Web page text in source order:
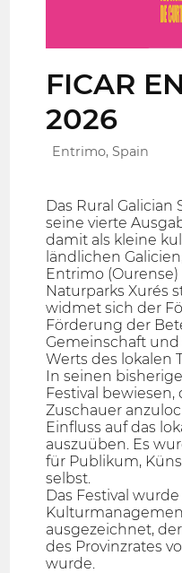
FICAR
2026
Entrimo, Spain
Das Rural Galician
seine vierte
damit als kleine
ländlichen
Entrimo
Naturparks Xurés
widmet sich der
Förderung der
Gemeinschaft
Werts des lokalen
In seinen
Festival bewiesen,
Zuschauer
Einfluss auf das
auszuüben. Es
für Publikum,
selbst.
Das Festival
ausgezeichnet,
des Provinzrates
wurde.